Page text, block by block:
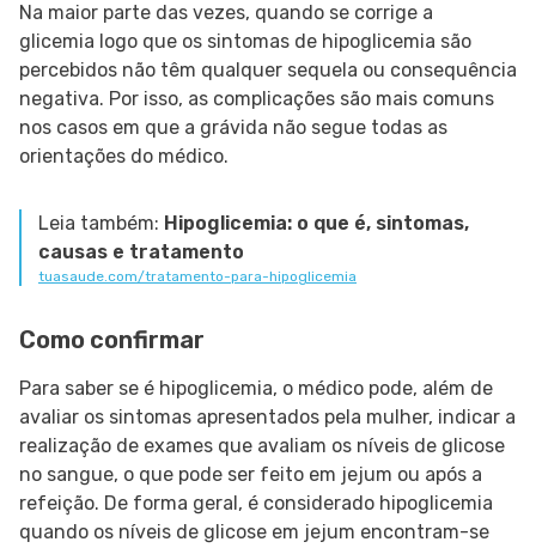
Na maior parte das vezes, quando se corrige a
glicemia logo que os sintomas de hipoglicemia são
percebidos não têm qualquer sequela ou consequência
negativa. Por isso, as complicações são mais comuns
nos casos em que a grávida não segue todas as
orientações do médico.
Leia também: Hipoglicemia: o que é, sintomas,
causas e tratamento
tuasaude.com/tratamento-para-hipoglicemia
Como confirmar
Para saber se é hipoglicemia, o médico pode, além de
avaliar os sintomas apresentados pela mulher, indicar a
realização de exames que avaliam os níveis de glicose
no sangue, o que pode ser feito em jejum ou após a
refeição. De forma geral, é considerado hipoglicemia
quando os níveis de glicose em jejum encontram-se